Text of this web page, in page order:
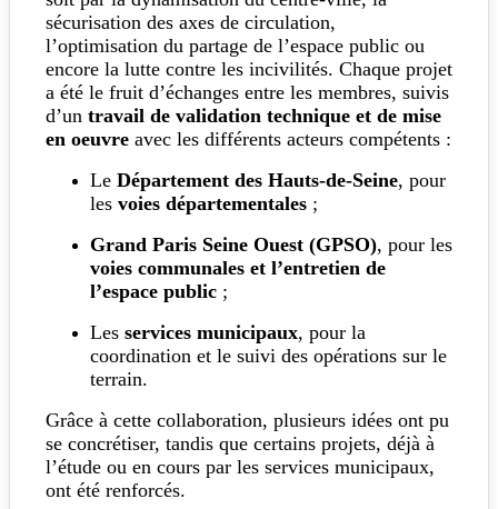
sécurisation des axes de circulation,
l’optimisation du partage de l’espace public ou
encore la lutte contre les incivilités. Chaque projet
a été le fruit d’échanges entre les membres, suivis
d’un travail de validation technique et de mise
en oeuvre avec les différents acteurs compétents :
Le Département des Hauts-de-Seine, pour
les voies départementales ;
Grand Paris Seine Ouest (GPSO), pour les
voies communales et l’entretien de
l’espace public ;
Les services municipaux, pour la
coordination et le suivi des opérations sur le
terrain.
Grâce à cette collaboration, plusieurs idées ont pu
se concrétiser, tandis que certains projets, déjà à
l’étude ou en cours par les services municipaux,
ont été renforcés.